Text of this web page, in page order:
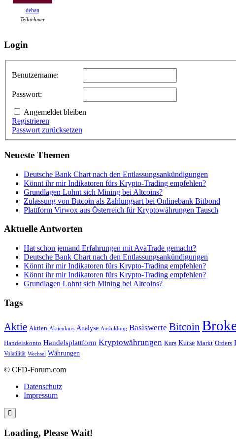
deban
Teilnehmer
Login
Benutzername:
Passwort:
Angemeldet bleiben
Registrieren
Passwort zurücksetzen
Neueste Themen
Deutsche Bank Chart nach den Entlassungsankündigungen
Könnt ihr mir Indikatoren fürs Krypto-Trading empfehlen?
Grundlagen Lohnt sich Mining bei Altcoins?
Zulassung von Bitcoin als Zahlungsart bei Onlinebank Bitbond
Plattform Virwox aus Österreich für Kryptowährungen Tausch
Aktuelle Antworten
Hat schon jemand Erfahrungen mit AvaTrade gemacht?
Deutsche Bank Chart nach den Entlassungsankündigungen
Könnt ihr mir Indikatoren fürs Krypto-Trading empfehlen?
Könnt ihr mir Indikatoren fürs Krypto-Trading empfehlen?
Grundlagen Lohnt sich Mining bei Altcoins?
Tags
Aktie Aktien Aktienkurs Analyse Ausbildung Basiswerte Bitcoin
Handelskonto Handelsplattform Kryptowährungen Kurs Kurse Markt Orders
Volatilität Wechsel Währungen
© CFD-Forum.com
Datenschutz
Impressum
Loading, Please Wait!